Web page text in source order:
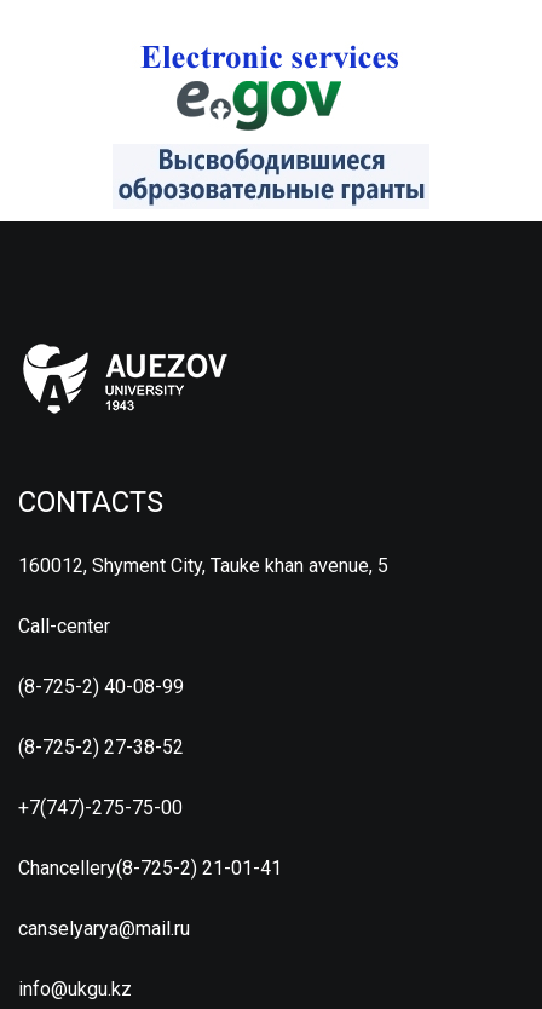
CONTACTS
160012, Shyment City, Tauke khan avenue, 5
Call-center
(8-725-2) 40-08-99
(8-725-2) 27-38-52
+7(747)-275-75-00
Chancellery(8-725-2) 21-01-41
canselyarya@mail.ru
info@ukgu.kz